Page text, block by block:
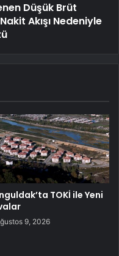
Düşük Brüt
Akışı Nedeniyle
TOKİ ile Yeni
9, 2026